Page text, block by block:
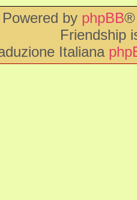
Powered by phpBB®
Friendship
Italiana